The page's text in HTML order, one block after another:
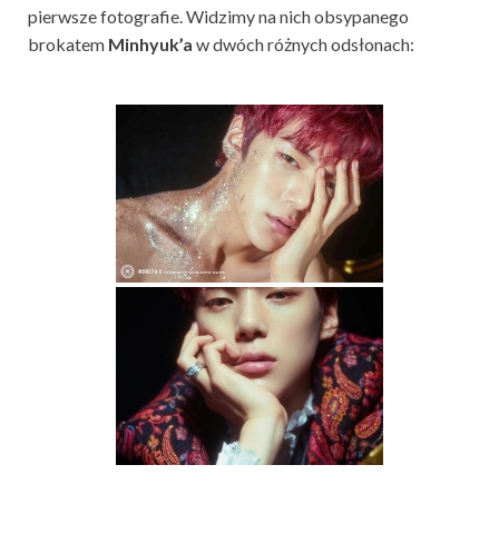
pierwsze fotografie. Widzimy na nich obsypanego
brokatem Minhyuk’a w dwóch różnych odsłonach: